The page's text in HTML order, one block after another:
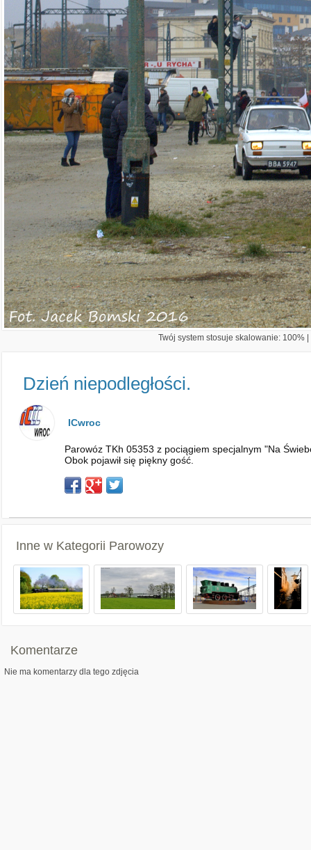
Twój system stosuje skalowanie: 100%
Dzień niepodległości.
ICwroc
Parowóz TKh 05353 z pociągiem specjalnym "Na
Obok pojawił się piękny gość.
Inne w Kategorii Parowozy
Komentarze
Nie ma komentarzy dla tego zdjęcia